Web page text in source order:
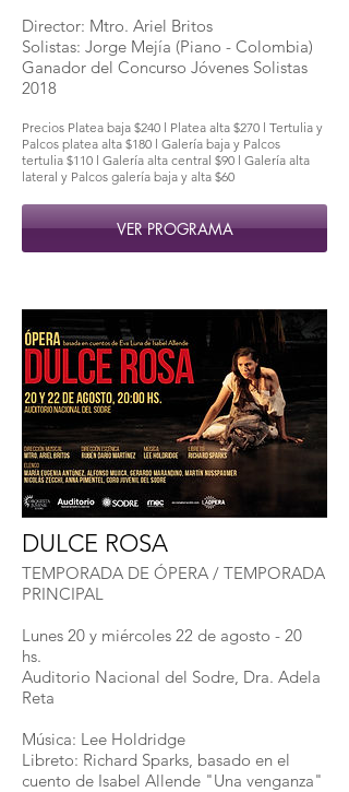
Director: Mtro. Ariel Britos
Solistas: Jorge Mejía (Piano - Colombia)
Ganador del Concurso Jóvenes Solistas
2018
Precios Platea baja $240 l Platea alta $270 l Tertulia y
Palcos platea alta $180 l Galería baja y Palcos
tertulia $110 l Galería alta central $90 l Galería alta
lateral y Palcos galería baja y alta $60
VER PROGRAMA
DULCE ROSA
TEMPORADA DE ÓPERA ​ / TEMPORADA
PRINCIPAL
Lunes 20 y miércoles 22 de agosto - 20
hs.
Auditorio Nacional del Sodre, Dra. Adela
Reta
Música: Lee Holdridge
Libreto: Richard Sparks, basado en el
cuento de Isabel Allende "Una venganza"